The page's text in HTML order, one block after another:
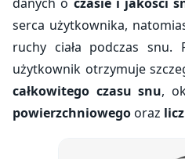
serca użytkownika,
ruchy ciała podczas snu.
użytkownik otrzymuje
całkowitego czasu snu,
powierzchniowegooraz